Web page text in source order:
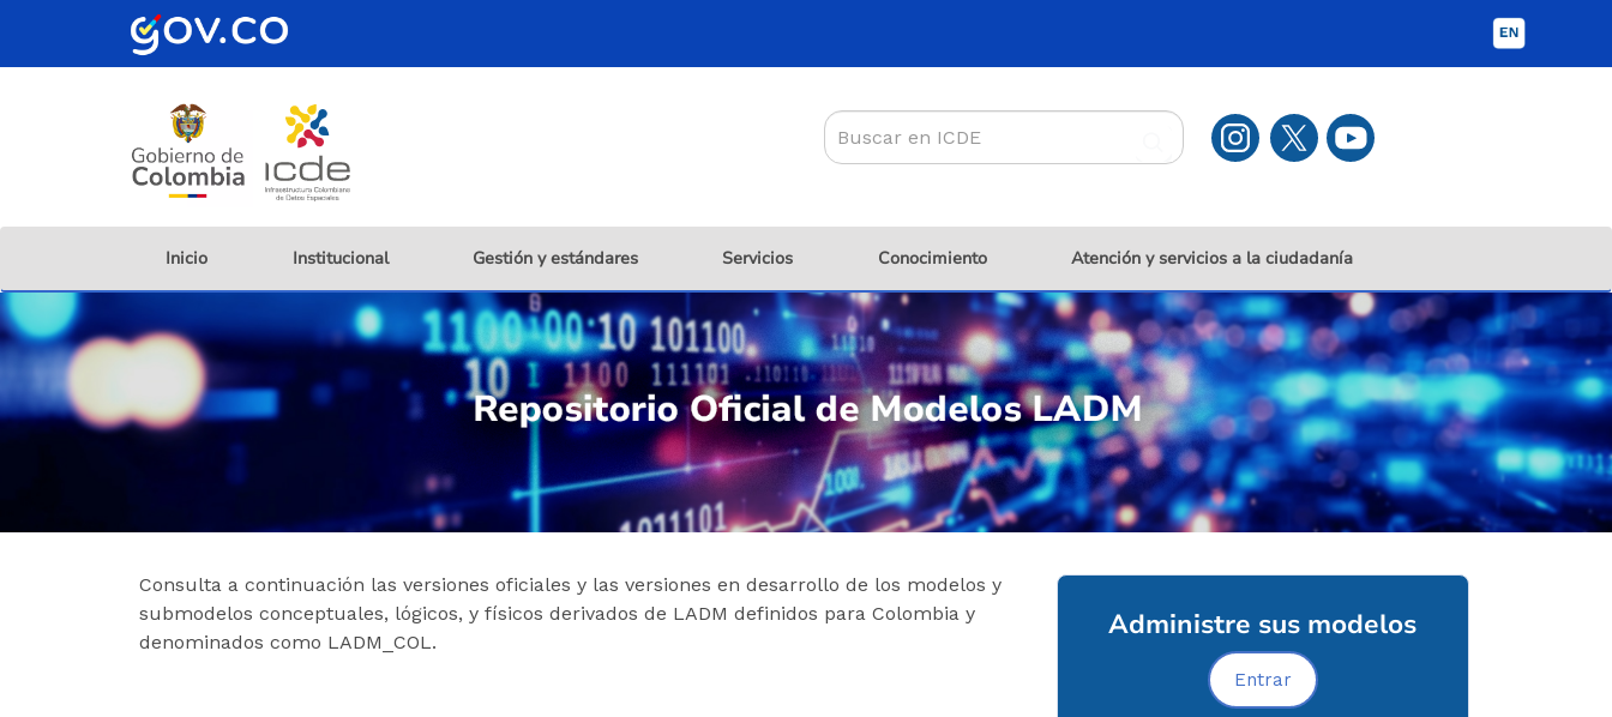
contenido
Inicio Institucional Gestión y estándares Servicios Conocimiento Atención y servicios a la ciudadanía
Consulta a continuación las versiones oficiales y las versiones en desarrollo de los modelos y
submodelos conceptuales, lógicos, y físicos derivados de LADM definidos para Colombia y
denominados como LADM_COL.
Administre sus modelos
Entrar